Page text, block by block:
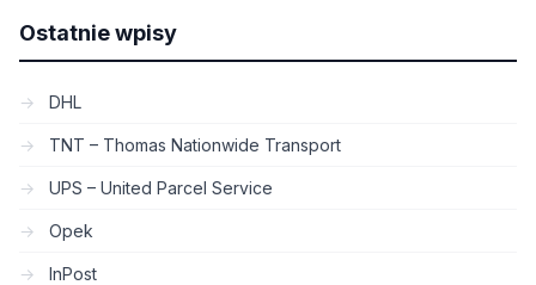
Ostatnie wpisy
DHL
TNT – Thomas Nationwide Transport
UPS – United Parcel Service
Opek
InPost